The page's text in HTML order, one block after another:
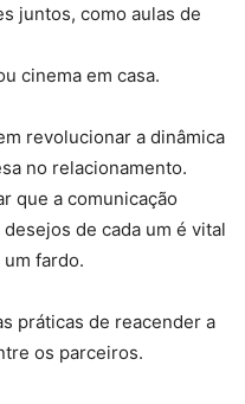
juntos, como aulas de
cinema em casa.
revolucionar a dinâmica
no relacionamento.
que a comunicação
de cada um é vital
fardo.
práticas de reacender a
os parceiros.